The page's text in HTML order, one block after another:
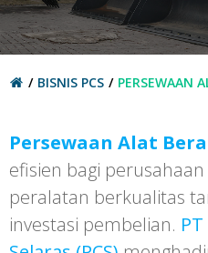
BISNIS PCS PERSEWAAN
Persewaan Alat
efisien bagi
peralatan berkualitas
investasi pembelian.